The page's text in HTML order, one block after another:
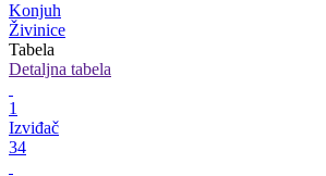
Konjuh
Živinice
Tabela
Detaljna tabela
1
Izviđač
34